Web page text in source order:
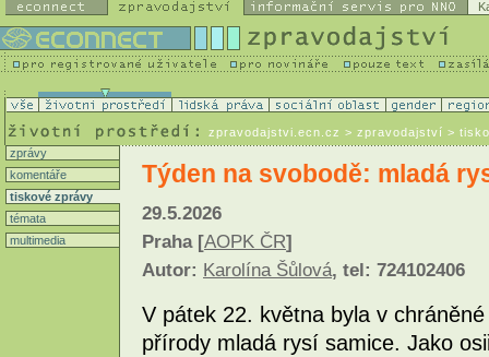
zpravodajstvi.ecn.cz > zpravodajství >
zprávy
komentáře
tiskové zprávy
témata
multimedia
Týden na svobodě: mladá
29.5.2026
Praha [AOPK ČR]
Autor: Karolína Šůlová, tel: 724102406
V pátek 22. května byla v
přírody mladá rysí samice. Jako